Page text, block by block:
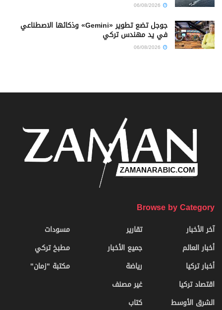
جوجل تضع تطوير «Gemini» وذكائها الاصطناعي
في يد مهندس تركي
Browse by Category
آخر الأخبار
أخبار العالم
أخبار تركيا
اقتصاد تركيا
الشرق الأوسط
تقارير
جميع الأخبار
رياضة
غير مصنف
كتاب
مسودات
مطبخ تركي
مكتبة "زمان"